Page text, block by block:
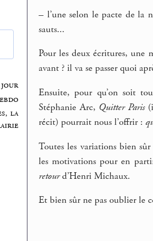
la
– l’une selon le pacte de la
sauts...
Pour les deux écritures, une
avant ? il va se passer quoi
Ensuite, pour qu’on soit
Stéphanie Arc, Quitter Paris
récit) pourrait nous l’offrir :
Toutes les variations bien
les motivations pour en
retourd’Henri Michaux.
Et bien sûr ne pas oublier le